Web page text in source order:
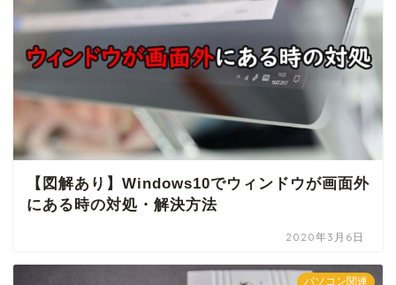
【図解あり】Windows10でウィンドウが画面外
にある時の対処・解決方法
2020年3月6日
パソコン関連